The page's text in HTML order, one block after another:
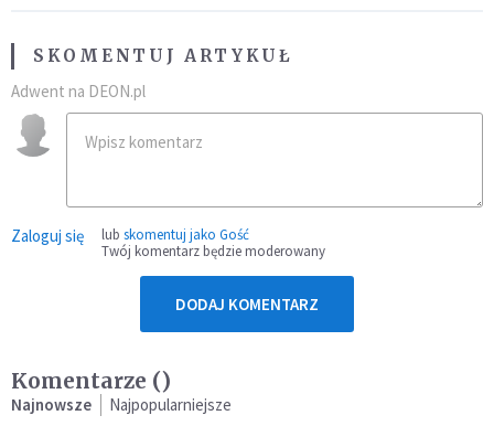
SKOMENTUJ ARTYKUŁ
Adwent na DEON.pl
Zaloguj się lub skomentuj jako Gość
Twój komentarz będzie moderowany
DODAJ KOMENTARZ
Komentarze ()
Najnowsze Najpopularniejsze